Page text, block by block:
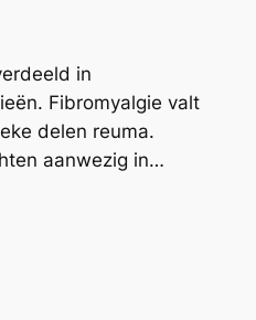
in
Fibromyalgie valt
delen reuma.
aanwezig in…